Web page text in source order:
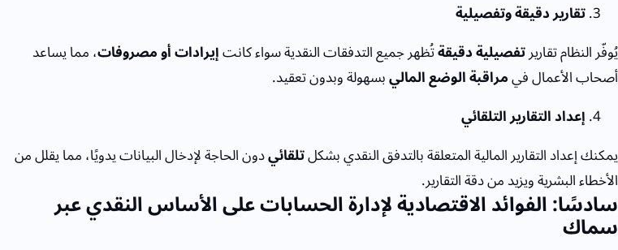
تقارير دقيقة وتفصيلية
يُوفّر النظام تقاريرتفصيلية دقيقةتُظهر جميع التدفقات النقدية سواء كانتإيرادات أو مصروفات، مما يساعد
أصحاب الأعمال فيمراقبة الوضع الماليبسهولة وبدون تعقيد.
إعداد التقارير التلقائي
يمكنك إعداد التقارير المالية المتعلقة بالتدفق النقدي بشكلتلقائيدون الحاجة لإدخال البيانات يدويًا، مما يقلل من
الأخطاء البشرية ويزيد من دقة التقارير.
سادسًا: الفوائد الاقتصادية لإدارة الحسابات على الأساس النقدي عبر
سماك